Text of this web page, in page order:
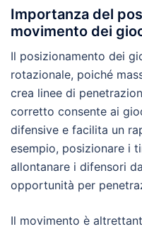
Importanza del
movimento dei
Il posizionamento dei
rotazionale, poiché
crea linee di
corretto consente ai
difensive e facilita un
esempio, posizionare i
allontanare i difensori
opportunità per
Il movimento è